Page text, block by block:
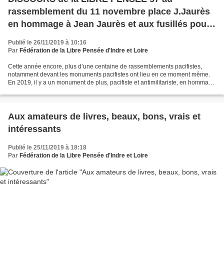
rassemblement du 11 novembre place J.Jaurès
en hommage à Jean Jaurès et aux fusillés pour
l’exemple.
Publié le 26/11/2019 à 10:16
Par Fédération de la Libre Pensée d'Indre et Loire
Cette année encore, plus d’une centaine de rassemblements pacifistes,
notamment devant les monuments pacifistes ont lieu en ce moment même.
En 2019, il y a un monument de plus, pacifiste et antimilitariste, en hommage
Aux amateurs de livres, beaux, bons, vrais et
intéressants
Publié le 25/11/2019 à 18:18
Par Fédération de la Libre Pensée d'Indre et Loire